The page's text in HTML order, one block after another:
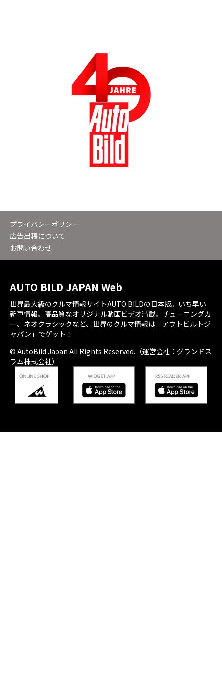
プライバシーポリシー
広告出稿について
お問い合わせ
AUTO BILD JAPAN Web
世界最大級のクルマ情報サイトAUTO BILDの日本版。いち早い
新車情報。高品質なオリジナル動画ビデオ満載。チューニングカ
ー、ネオクラシックなど、世界のクルマ情報は「アウトビルトジ
ャパン」でゲット！
© AutoBild Japan All Rights Reserved.（運営会社：グランドス
ラム株式会社）